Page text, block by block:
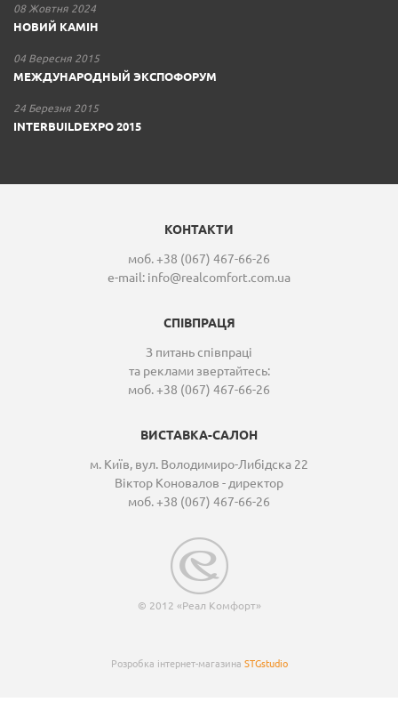
08 Жовтня 2024
НОВИЙ КАМІН
04 Вересня 2015
МЕЖДУНАРОДНЫЙ ЭКСПОФОРУМ
24 Березня 2015
INTERBUILDEXPO 2015
КОНТАКТИ
моб. +38 (067) 467-66-26
e-mail: info@realcomfort.com.ua
СПІВПРАЦЯ
З питань співпраці
та реклами звертайтесь:
моб. +38 (067) 467-66-26
ВИСТАВКА-САЛОН
м. Київ, вул. Володимиро-Либідска 22
Віктор Коновалов - директор
моб. +38 (067) 467-66-26
© 2012 «Реал Комфорт»
Розробка інтернет-магазина STGstudio